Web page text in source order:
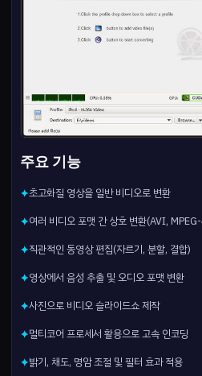
주요 기능
✦초고화질 영상을 일반 비디오로 변환
✦여러 비디오 포맷 간 상호 변환(AVI,
✦직관적인 동영상 편집(자르기, 분할, 결합)
✦영상에서 음성 추출 및 오디오 포맷 변환
✦사진으로 비디오 슬라이드쇼 제작
✦멀티코어 프로세서 활용으로 고속 인코딩
✦밝기, 채도, 명암 조절 및 필터 효과 적용